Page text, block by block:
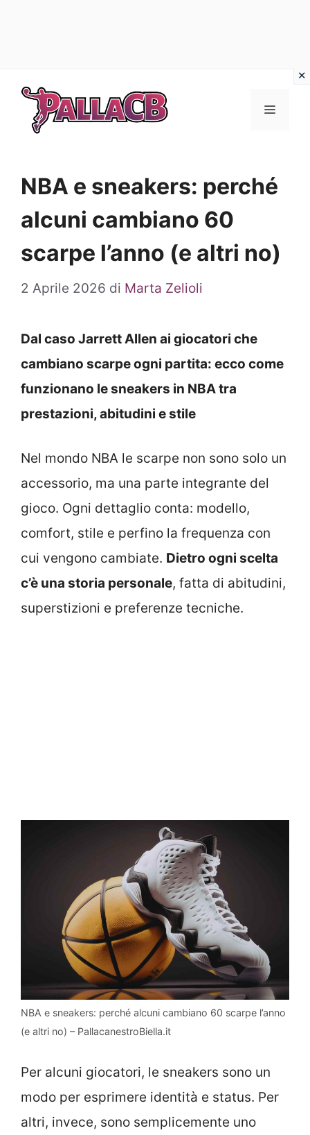
contenuto
Menu
NBA e sneakers: perché
alcuni cambiano 60
scarpe l’anno (e altri no)
2 Aprile 2026 di Marta Zelioli
Dal caso Jarrett Allen ai giocatori che
cambiano scarpe ogni partita: ecco come
funzionano le sneakers in NBA tra
prestazioni, abitudini e stile
Nel mondo NBA le scarpe non sono solo un
accessorio, ma una parte integrante del
gioco. Ogni dettaglio conta: modello,
comfort, stile e perfino la frequenza con
cui vengono cambiate. Dietro ogni scelta
c’è una storia personale, fatta di abitudini,
superstizioni e preferenze tecniche.
NBA e sneakers: perché alcuni cambiano 60 scarpe l’anno
(e altri no) – PallacanestroBiella.it
Per alcuni giocatori, le sneakers sono un
modo per esprimere identità e status. Per
altri, invece, sono semplicemente uno